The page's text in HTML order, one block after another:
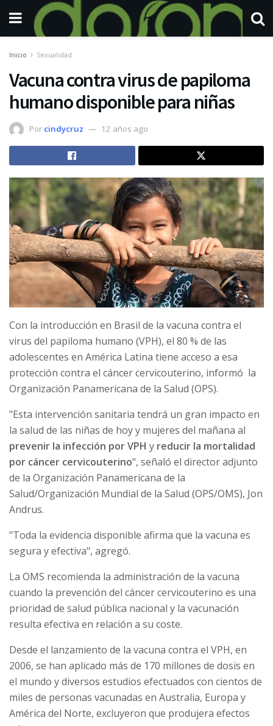
Inicio Sexualidad
Vacuna contra virus de papiloma
humano disponible para niñas
Por cindycruz 12 años ago
Con la introducción en Brasil de la vacuna contra el
virus del papiloma humano (VPH), el 80 % de las
adolescentes en América Latina tiene acceso a esa
protección contra el cáncer cervicouterino, informó la
Organización Panamericana de la Salud (OPS).
"Esta intervención sanitaria tendrá un gran impacto en
la salud de las niñas de hoy y mujeres del mañana al
prevenir la infección por VPH y reducir la mortalidad
por cáncer cervicouterino", señaló el director adjunto
de la Organización Panamericana de la
Salud/Organización Mundial de la Salud (OPS/OMS), Jon
Andrus.
"Toda la evidencia disponible afirma que la vacuna es
segura y efectiva", agregó.
La OMS recomienda la administración de la vacuna
cuando la prevención del cáncer cervicouterino es una
prioridad de salud pública nacional y la vacunación
resulta efectiva en relación a su coste.
Desde el lanzamiento de la vacuna contra el VPH, en
2006, se han aplicado más de 170 millones de dosis en
el mundo y diversos estudios efectuados con cientos de
miles de personas vacunadas en Australia, Europa y
América del Norte, excluyeron que produjera efectos